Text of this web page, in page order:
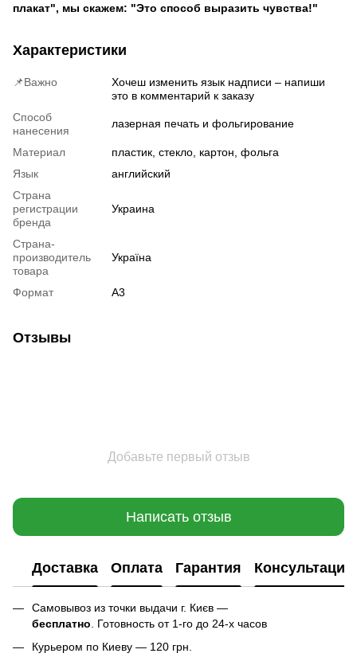
плакат", мы скажем: "Это способ выразить чувства!"
Характеристики
📌Важно
Хочеш изменить язык надписи – напиши
это в комментарий к заказу
Способ
нанесения
лазерная печать и фольгирование
Материал
пластик, стекло, картон, фольга
Язык
английский
Страна
регистрации
бренда
Украина
Страна-
производитель
товара
Україна
Формат А3
Отзывы
Добавьте первый отзыв
Написать отзыв
Доставка Оплата Гарантия Консультация
Самовывоз из точки выдачи г. Києв —
бесплатно . Готовность от 1-го до 24-х часов
Курьером по Киеву — 120 грн.